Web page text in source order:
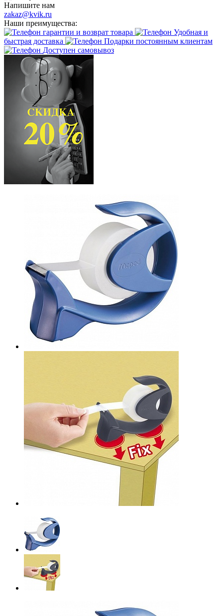
Напишите нам
zakaz@kvik.ru
Наши преимущества:
гарантии и возврат товара
Удобная и
быстрая доставка
Подарки постоянным клиентам
Доступен самовывоз